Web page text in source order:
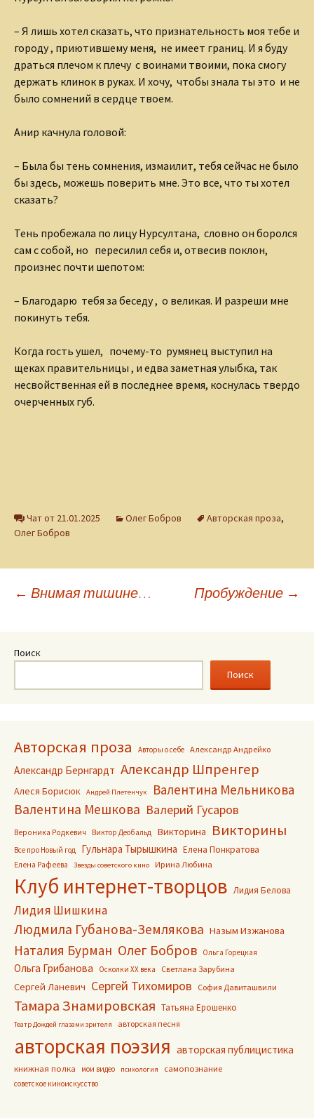
– Я лишь хотел сказать, что признательность моя тебе и
городу , приютившему меня, не имеет границ. И я буду
драться плечом к плечу с воинами твоими, пока смогу
держать клинок в руках. И хочу, чтобы знала ты это и не
было сомнений в сердце твоем.
Анир качнула головой:
– Была бы тень сомнения, измаилит, тебя сейчас не было
бы здесь, можешь поверить мне. Это все, что ты хотел
сказать?
Тень пробежала по лицу Нурсултана, словно он боролся
сам с собой, но пересилил себя и, отвесив поклон,
произнес почти шепотом:
– Благодарю тебя за беседу , о великая. И разреши мне
покинуть тебя.
Когда гость ушел, почему-то румянец выступил на
щеках правительницы , и едва заметная улыбка, так
несвойственная ей в последнее время, коснулась твердо
очерченных губ.
Чат от 21.01.2025 Олег Бобров Авторская проза,
Олег Бобров
Навигация
по
записям
← Внимая тишине… Пробуждение →
Поиск
Поиск
Авторская проза Авторы о себе Александр Андрейко
Александр Бернгардт Александр Шпренгер
Алеся Борисюк Андрей Плетенчук
Валентина Мельникова
Валентина Мешкова Валерий Гусаров
Вероника Родкевич Виктор Деобальд Викторина Викторины
Все про Новый год Гульнара Тырышкина Елена Понкратова
Елена Рафеева Звезды советского кино Ирина Любина
Клуб интернет-творцов Лидия Белова
Лидия Шишкина
Людмила Губанова-Землякова Назым Изжанова
Наталия Бурман Олег Бобров Ольга Горецкая
Ольга Грибанова Осколки ХХ века Светлана Зарубина
Сергей Ланевич Сергей Тихомиров София Давиташвили
Тамара Знамировская Татьяна Ерошенко
Театр Дождей глазами зрителя авторская песня
авторская поэзия авторская публицистика
книжная полка мои видео психология самопознание
советское киноискусство